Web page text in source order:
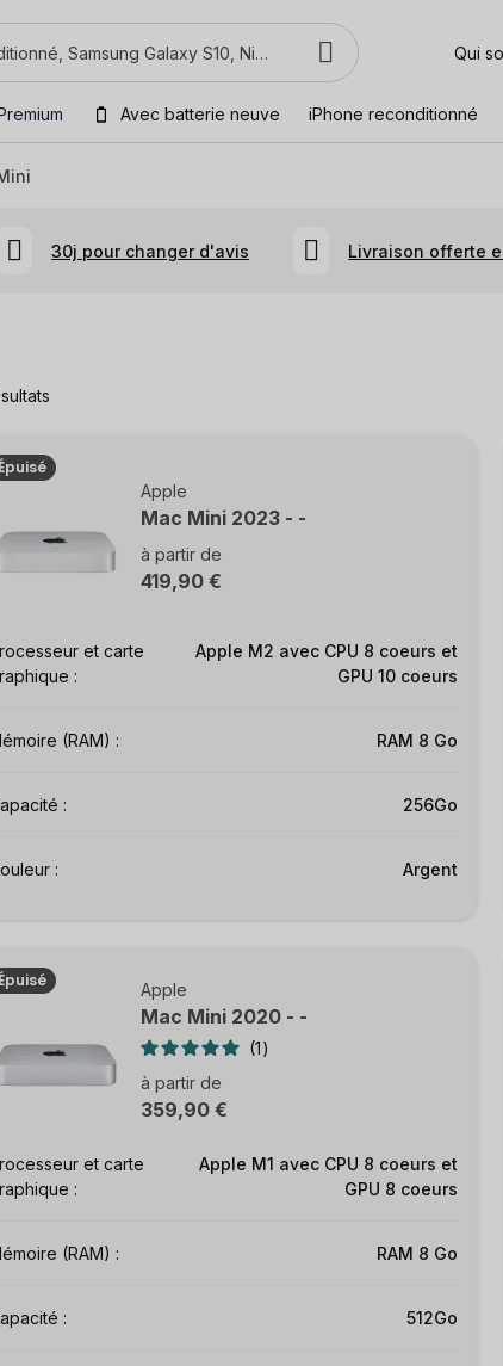
Qui
Avec batterie neuve iPhone reconditionné
30j pour changer d'avis Livraison offerte
Épuisé
Apple
Mac Mini 2023 - -
à partir de
419,90 €
et carte
:
Apple M2 avec CPU 8 coeurs et
GPU 10 coeurs
(RAM) : RAM 8 Go
: 256Go
: Argent
Épuisé Apple
Mac Mini 2020 - -
1
à partir de
359,90 €
et carte
:
Apple M1 avec CPU 8 coeurs et
GPU 8 coeurs
(RAM) : RAM 8 Go
: 512Go